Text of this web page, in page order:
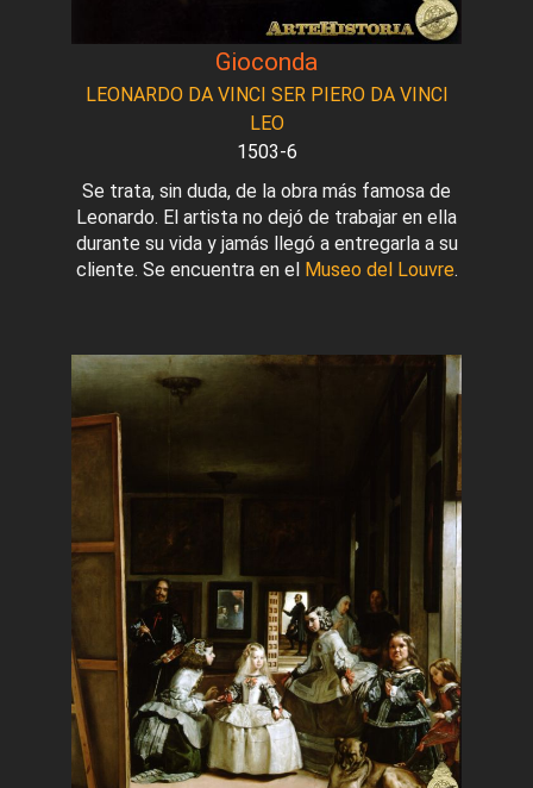
Gioconda
LEONARDO DA VINCI SER PIERO DA VINCI
LEO
1503-6
Se trata, sin duda, de la obra más famosa de
Leonardo. El artista no dejó de trabajar en ella
durante su vida y jamás llegó a entregarla a su
cliente. Se encuentra en el Museo del Louvre.